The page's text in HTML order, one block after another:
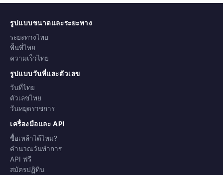
รูปแบบขนาดและระยะทาง
ระยะทางไทย
พื้นที่ไทย
ความเร็วไทย
รูปแบบวันที่และตัวเลข
วันที่ไทย
ตัวเลขไทย
วันหยุดราชการ
เครื่องมือและ API
ซื้อเหล้าได้ไหม?
คำนวณวันทำการ
API ฟรี
สมัครปฏิทิน